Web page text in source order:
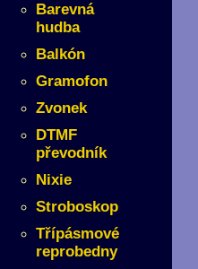
Barevná
hudba
Balkón
Gramofon
Zvonek
DTMF
převodník
Nixie
Stroboskop
Třípásmové
reprobedny